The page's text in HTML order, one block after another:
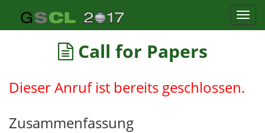
Call for Papers
Dieser Anruf ist bereits geschlossen.
Zusammenfassung